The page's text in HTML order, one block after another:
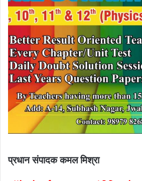
प्रधान संपादक कमल मिश्रा